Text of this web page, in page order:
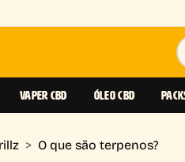
VAPER CBD ÓLEO CBD
> O que são terpenos?